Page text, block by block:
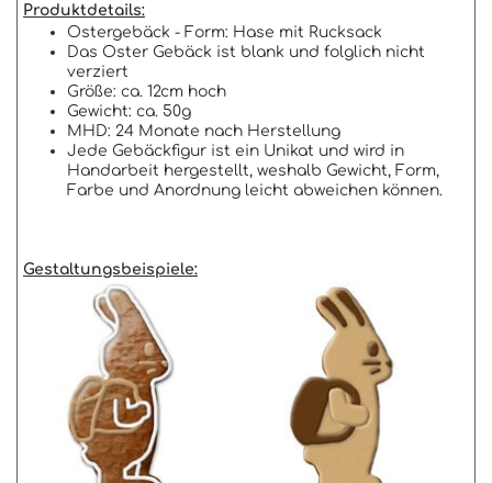
Produktdetails:
Ostergebäck - Form: Hase mit Rucksack
Das Oster Gebäck ist blank und folglich nicht
verziert
Größe: ca. 12cm hoch
Gewicht: ca. 50g
MHD: 24 Monate nach Herstellung
Jede Gebäckfigur ist ein Unikat und wird in
Handarbeit hergestellt, weshalb Gewicht, Form,
Farbe und Anordnung leicht abweichen können.
Gestaltungsbeispiele: